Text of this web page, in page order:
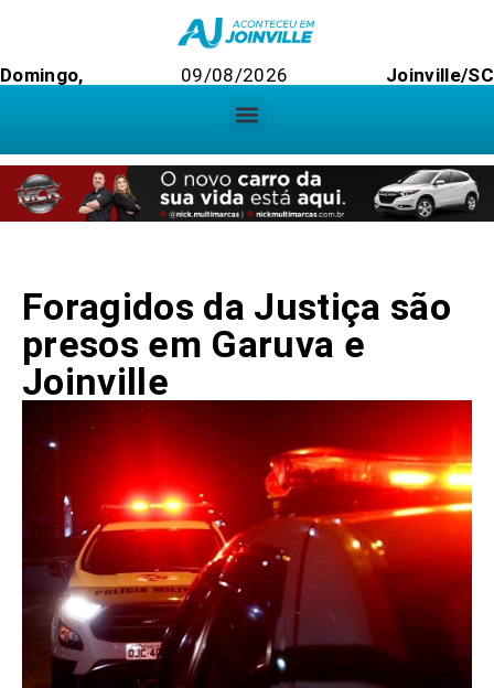
Domingo, 09/08/2026 Joinville/SC
Foragidos da Justiça são
presos em Garuva e
Joinville